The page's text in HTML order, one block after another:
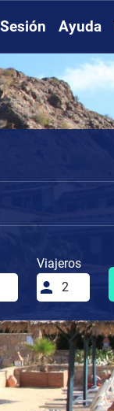
Ayuda
Viajeros